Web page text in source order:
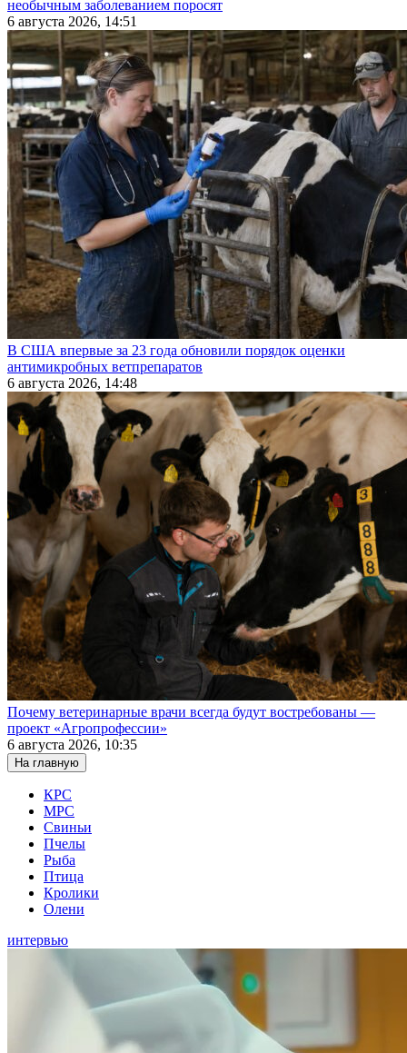
необычным заболеванием поросят
6 августа 2026, 14:51
В США впервые за 23 года обновили порядок оценки
антимикробных ветпрепаратов
6 августа 2026, 14:48
Почему ветеринарные врачи всегда будут востребованы —
проект «Агропрофессии»
6 августа 2026, 10:35
На главную
КРС
МРС
Свиньи
Пчелы
Рыба
Птица
Кролики
Олени
интервью